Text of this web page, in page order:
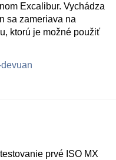
Excalibur. Vychádza
sa zameriava na
ktorú je možné použiť
prvé ISO MX